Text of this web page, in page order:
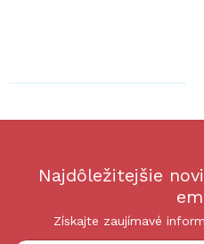
Najdôležitejšie
Získajte zaujímavé